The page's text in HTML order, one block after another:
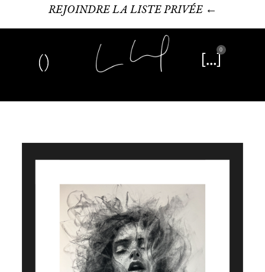
REJOINDRE LA LISTE PRIVÉE ←
0